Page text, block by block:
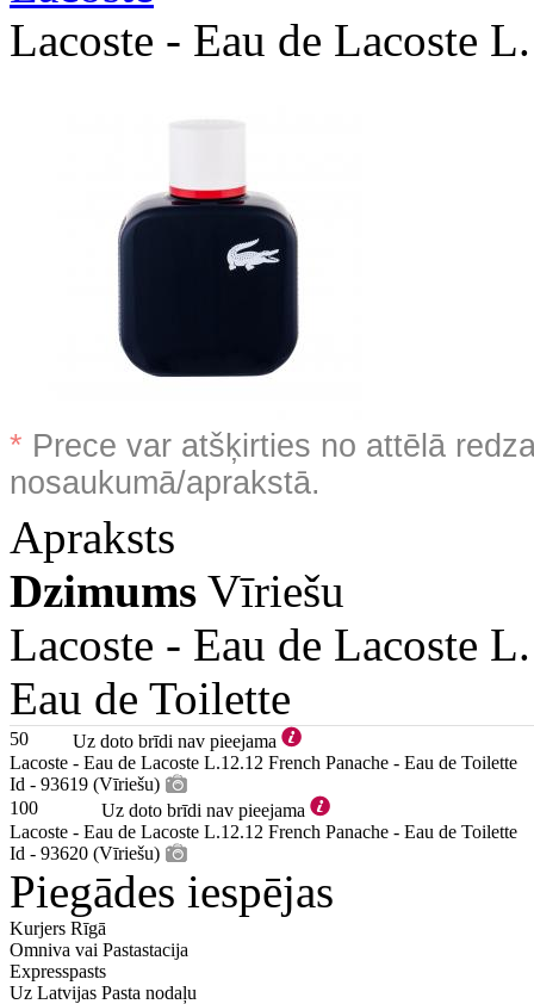
Lacoste - Eau de Lacoste
* Prece var atšķirties no attēlā
nosaukumā/aprakstā.
Apraksts
Dzimums Vīriešu
Lacoste - Eau de Lacoste
Eau de Toilette
50
Uz doto brīdi nav pieejama
Lacoste - Eau de Lacoste L.12.12 French Panache - Eau de Toilette
Id - 93619 (Vīriešu)
100
Uz doto brīdi nav pieejama
Lacoste - Eau de Lacoste L.12.12 French Panache - Eau de Toilette
Id - 93620 (Vīriešu)
Piegādes iespējas
Kurjers Rīgā
Omniva vai Pastastacija
Expresspasts
Uz Latvijas Pasta nodaļu